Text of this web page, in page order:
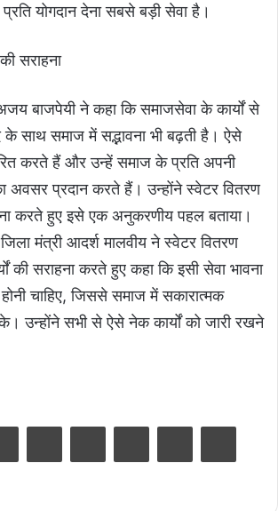
योगदान देना सबसे बड़ी सेवा है।
सराहना
अजय बाजपेयी ने कहा कि समाजसेवा के कार्यों से
साथ समाज में सद्भावना भी बढ़ती है। ऐसे
करते हैं और उन्हें समाज के प्रति अपनी
अवसर प्रदान करते हैं। उन्होंने स्वेटर वितरण
करते हुए इसे एक अनुकरणीय पहल बताया।
मंत्री आदर्श मालवीय ने स्वेटर वितरण
की सराहना करते हुए कहा कि इसी सेवा भावना
चाहिए, जिससे समाज में सकारात्मक
उन्होंने सभी से ऐसे नेक कार्यों को जारी रखने